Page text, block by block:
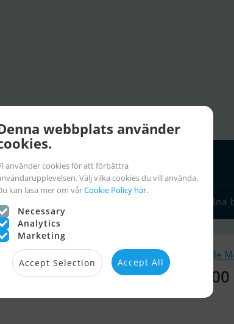
Stulna
Liknande
1 399 000
webbplats använder
använder cookies för att förbättra
Välj vilka cookies du vill använda.
kan läsa mer om vårCookie Policy här.
Necessary
Analytics
Marketing
Accept Selection Accept All